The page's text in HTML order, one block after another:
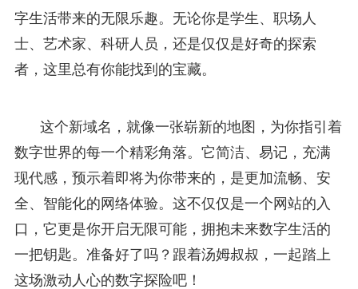
字生活带来的无限乐趣。无论你是学生、职场人
士、艺术家、科研人员，还是仅仅是好奇的探索
者，这里总有你能找到的宝藏。
这个新域名，就像一张崭新的地图，为你指引着
数字世界的每一个精彩角落。它简洁、易记，充满
现代感，预示着即将为你带来的，是更加流畅、安
全、智能化的网络体验。这不仅仅是一个网站的入
口，它更是你开启无限可能，拥抱未来数字生活的
一把钥匙。准备好了吗？跟着汤姆叔叔，一起踏上
这场激动人心的数字探险吧！